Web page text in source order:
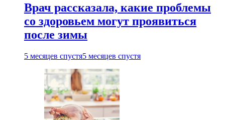
Врач рассказала, какие проблемы
со здоровьем могут проявиться
после зимы
5 месяцев спустя5 месяцев спустя